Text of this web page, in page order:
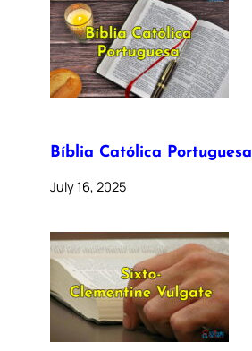
Bíblia Católica Portuguesa
July 16, 2025